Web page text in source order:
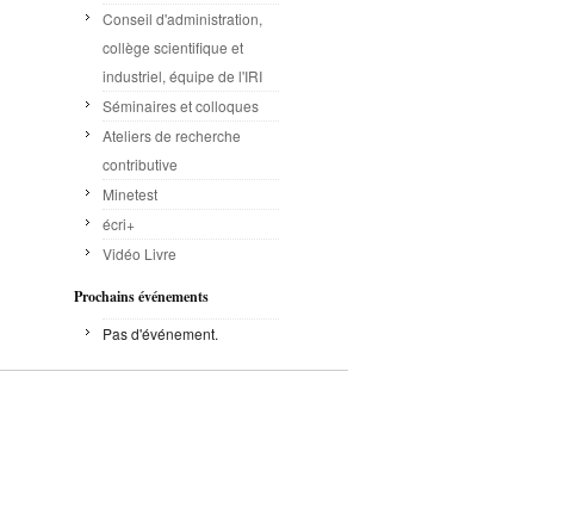
Conseil d'administration,
collège scientifique et
industriel, équipe de l'IRI
Séminaires et colloques
Ateliers de recherche
contributive
Minetest
écri+
Vidéo Livre
Prochains événements
Pas d'événement.